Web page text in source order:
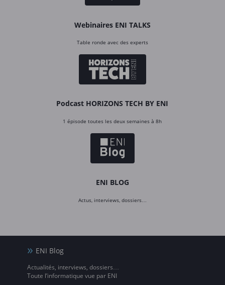
Webinaires ENI TALKS
Table ronde avec des experts
Podcast HORIZONS TECH BY ENI
1 épisode toutes les deux semaines à 8h
ENI BLOG
Actus, interviews, dossiers…
ENI Blog
Actualités, interviews, dossiers…
Toute l’informatique vue par ENI